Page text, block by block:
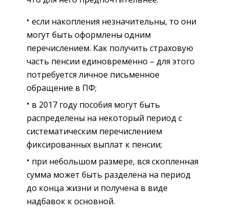
если накопления незначительны, то они
могут быть оформлены одним
перечислением. Как получить страховую
часть пенсии единовременно – для этого
потребуется личное письменное
обращение в ПФ;
в 2017 году пособия могут быть
распределены на некоторый период с
систематическим перечислением
фиксированных выплат к пенсии;
при небольшом размере, вся скопленная
сумма может быть разделена на период
до конца жизни и получена в виде
надбавок к основной.